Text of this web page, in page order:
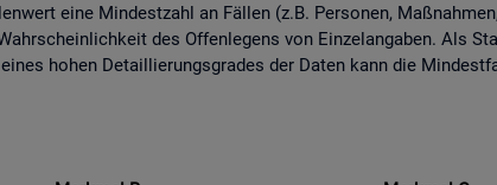
eine Min­dest­zahl an Fäl­len (z.B. Per­so­nen,
des Of­fen­le­gens von Ein­zel­an­ga­ben. Als
hohen De­tail­lie­rungs­gra­des der Daten kann die